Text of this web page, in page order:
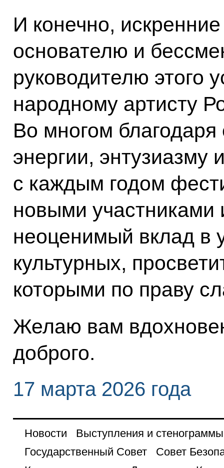
И конечно,
основателю и
руководителю этого
народному артисту
Во многом благодаря
энергии, энтузиазму
с каждым годом
новыми участниками
неоценимый вклад в
культурных,
которыми по праву
Желаю вам
доброго.
17 марта 2026 года
Новости
Выступления и стенограммы
Государственный Совет
Совет